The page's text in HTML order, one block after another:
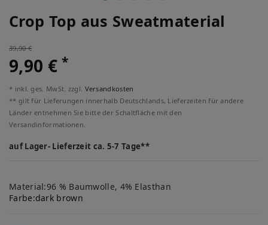
Crop Top aus Sweatmaterial
39,90 €
9,90 €*
* inkl. ges. MwSt. zzgl. Versandkosten
** gilt für Lieferungen innerhalb Deutschlands, Lieferzeiten für andere
Länder entnehmen Sie bitte der Schaltfläche mit den
Versandinformationen.
auf Lager- Lieferzeit ca. 5-7 Tage**
Material:96 % Baumwolle, 4% Elasthan
Farbe:dark brown